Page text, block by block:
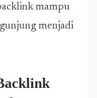
mampu
menjadi